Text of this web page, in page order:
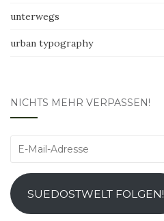
unterwegs
urban typography
NICHTS MEHR VERPASSEN!
E-
Adresse
SUEDOSTWELT FOLGEN!